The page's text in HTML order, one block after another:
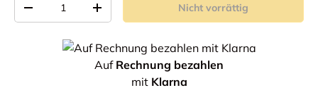
-
+ Nicht vorrättig
AufRechnung bezahlen
mit Klarna